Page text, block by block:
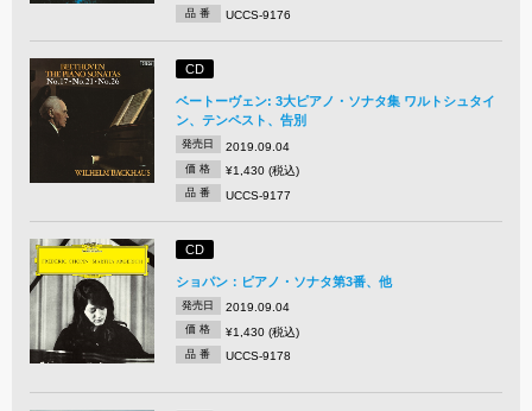
品 番 UCCS-9176
CD
ベートーヴェン: 3大ピアノ・ソナタ集 ワルトシュタイ
ン、テンペスト、告別
発売日 2019.09.04
価 格 ¥1,430 (税込)
品 番 UCCS-9177
CD
ショパン：ピアノ・ソナタ第3番、他
発売日 2019.09.04
価 格 ¥1,430 (税込)
品 番 UCCS-9178